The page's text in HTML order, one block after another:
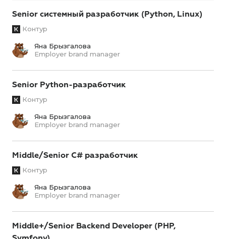
Senior системный разработчик (Python, Linux)
Контур
Яна Брызгалова
Employer brand manager
Senior Python-разработчик
Контур
Яна Брызгалова
Employer brand manager
Middle/Senior C# разработчик
Контур
Яна Брызгалова
Employer brand manager
Middle+/Senior Backend Developer (PHP,